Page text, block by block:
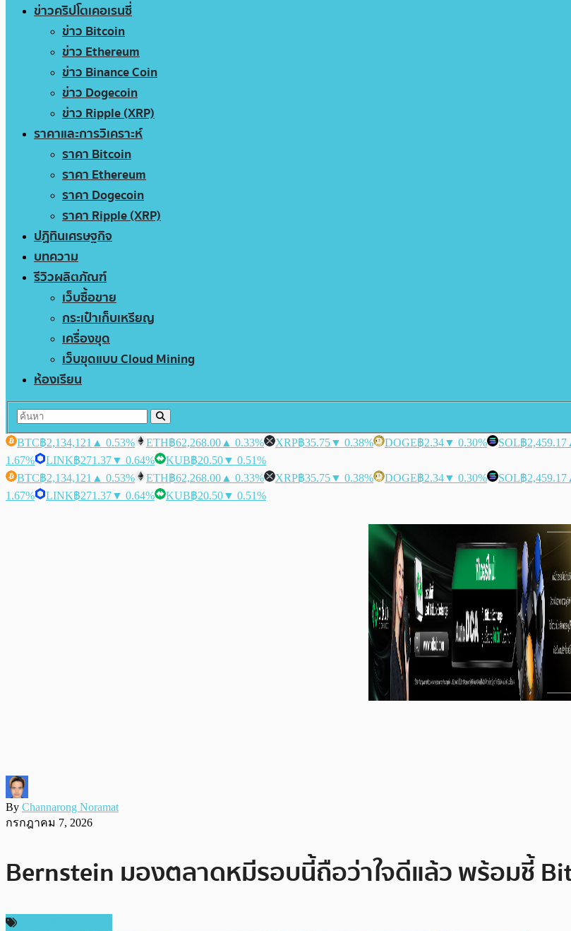
ข่าวคริปโตเคอเรนซี่
ข่าว Bitcoin
ข่าว Ethereum
ข่าว Binance Coin
ข่าว Dogecoin
ข่าว Ripple (XRP)
ราคาและการวิเคราะห์
ราคา Bitcoin
ราคา Ethereum
ราคา Dogecoin
ราคา Ripple (XRP)
ปฏิทินเศรษฐกิจ
บทความ
รีวิวผลิตภัณฑ์
เว็บซื้อขาย
กระเป๋าเก็บเหรียญ
เครื่องขุด
เว็บขุดแบบ Cloud Mining
ห้องเรียน
BTC฿2,134,121 ▲ 0.53% ETH฿62,268.00 ▲ 0.33% XRP฿35.75▼ 0.38% DOGE฿2.34▼ 0.30% SOL฿2,459.17
1.67%
LINK฿271.37▼ 0.64% KUB฿20.50▼ 0.51%
BTC฿2,134,121 ▲ 0.53% ETH฿62,268.00 ▲ 0.33% XRP฿35.75▼ 0.38% DOGE฿2.34▼ 0.30% SOL฿2,459.17
1.67%
LINK฿271.37▼ 0.64% KUB฿20.50▼ 0.51%
By Channarong Noramat
กรกฎาคม 7, 2026
Bernstein มองตลาดหมีรอบนี้ถือว่าใจดีแล้ว พร้อมชี้